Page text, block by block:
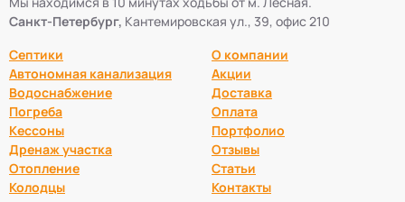
Санкт-Петербург, Кантемировская ул., 39, офис 210
Септики
Автономная канализация
Водоснабжение
Погреба
Кессоны
Дренаж участка
Отопление
Колодцы
О компании
Акции
Доставка
Оплата
Портфолио
Отзывы
Статьи
Контакты